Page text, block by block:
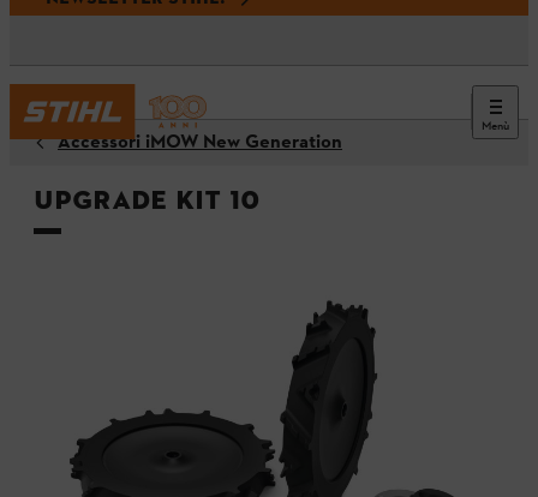
Menù
Accessori iMOW New Generation
Upgrade Kit 10